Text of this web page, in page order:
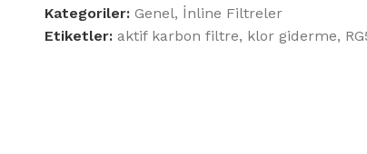
Kategoriler: Genel, İnline Filtreler
Etiketler: aktif karbon filtre, klor giderme,